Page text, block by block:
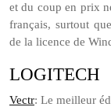
et du coup en prix
français, surtout
de la licence de
LOGITECH
Vectr: Le meilleur